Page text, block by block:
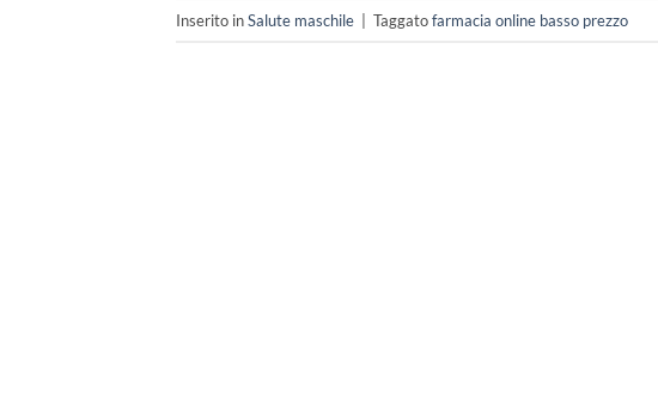
Inserito inSalute maschile Taggatofarmacia online basso prezzo